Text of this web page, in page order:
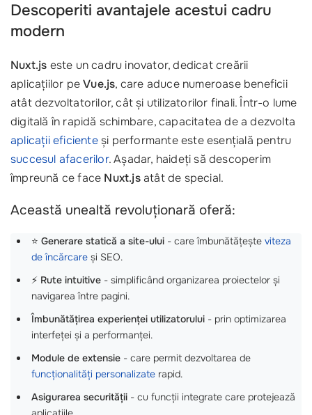
Descoperiti avantajele acestui cadru
modern
Nuxt.js este un cadru inovator, dedicat creării
aplicațiilor peVue.js, care aduce numeroase beneficii
atât dezvoltatorilor, cât și utilizatorilor finali. Într-o lume
digitală în rapidă schimbare, capacitatea de a dezvolta
aplicații eficienteși performante este esențială pentru
succesul afacerilor. Așadar, haideți să descoperim
împreună ce face Nuxt.jsatât de special.
Această unealtă revoluționară oferă:
⭐ Generare statică a site-ului - care îmbunătățește viteza
de încărcare și SEO.
⚡ Rute intuitive - simplificând organizarea proiectelor și
navigarea între pagini.
Îmbunătățirea experienței utilizatorului - prin optimizarea
interfeței și a performanței.
Module de extensie - care permit dezvoltarea de
funcționalități personalizate rapid.
Asigurarea securității - cu funcții integrate care protejează